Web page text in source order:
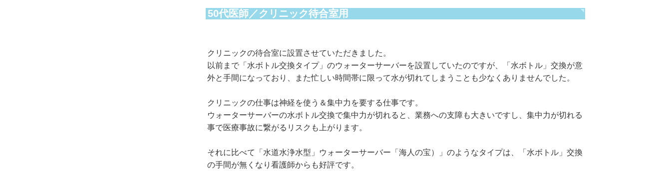
50代医師／クリニック待合室用
クリニックの待合室に設置させていただきました。
以前まで「水ボトル交換タイプ」のウォーターサーバーを設置していたのですが、「水ボトル」交換が意
外と手間になっており、また忙しい時間帯に限って水が切れてしまうことも少なくありませんでした。
クリニックの仕事は神経を使う＆集中力を要する仕事です。
ウォーターサーバーの水ボトル交換で集中力が切れると、業務への支障も大きいですし、集中力が切れる
事で医療事故に繋がるリスクも上がります。
それに比べて「水道水浄水型」ウォーターサーバー「海人の宝）」のようなタイプは、「水ボトル」交換
の手間が無くなり看護師からも好評です。